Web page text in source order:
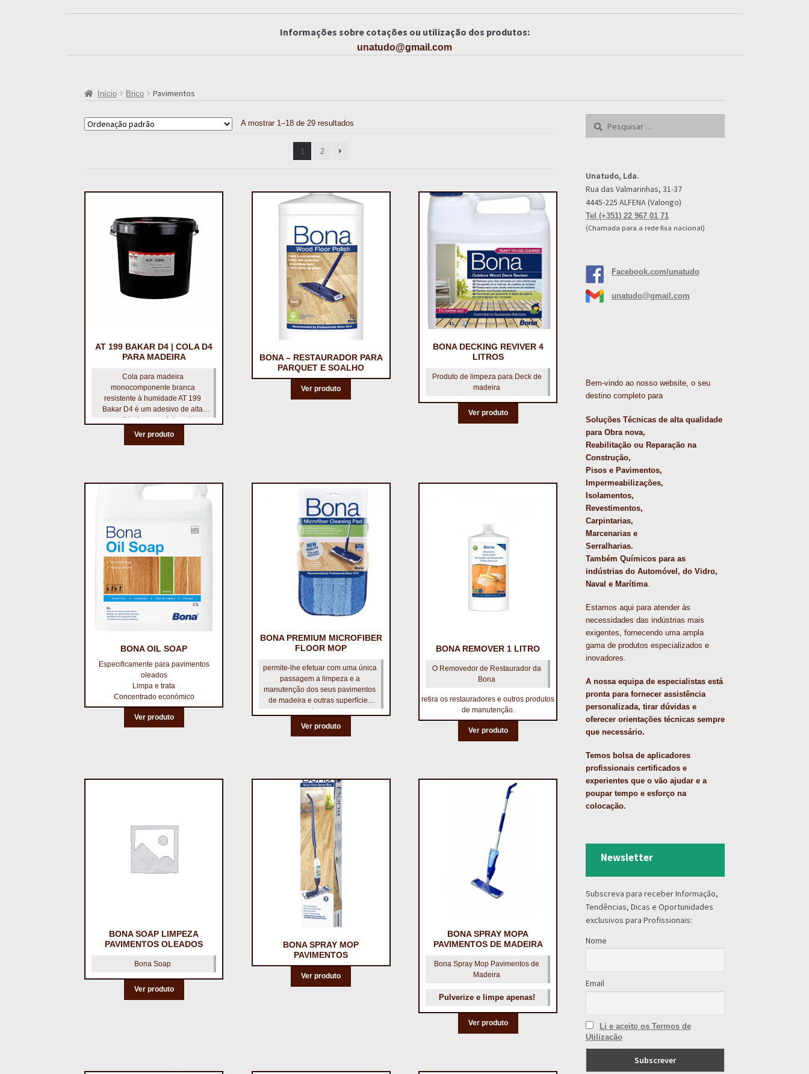
Informações sobre cotações ou utilização dos produtos:
unatudo@gmail.com
Início Brico Pavimentos
A mostrar 1–18 de 29 resultados
1 2
AT 199 BAKAR D4 | COLA D4
PARA MADEIRA
Cola para madeira
monocomponente branca
resistente à humidade AT 199
Bakar D4 é um adesivo de alta
qualidade, especialmente
formulado para aplicações de
Ver produto
BONA – RESTAURADOR PARA
PARQUET E SOALHO
Ver produto
BONA DECKING REVIVER 4
LITROS
Produto de limpeza para Deck de
madeira
Ver produto
BONA OIL SOAP
Especificamente para pavimentos
oleados
Limpa e trata
Concentrado económico
Ver produto
BONA PREMIUM MICROFIBER
FLOOR MOP
permite-lhe efetuar com uma única
passagem a limpeza e a
manutenção dos seus pavimentos
de madeira e outras superfícies
duras.
Ver produto
BONA REMOVER 1 LITRO
O Removedor de Restaurador da
Bona
retira os restauradores e outros produtos
de manutenção.
Ver produto
BONA SOAP LIMPEZA
PAVIMENTOS OLEADOS
Bona Soap
Ver produto
BONA SPRAY MOP
PAVIMENTOS
Ver produto
BONA SPRAY MOPA
PAVIMENTOS DE MADEIRA
Bona Spray Mop Pavimentos de
Madeira
Pulverize e limpe apenas!
Ver produto
Pesquisar
Unatudo, Lda.
Rua das Valmarinhas, 31-37
4445-225 ALFENA (Valongo)
Tel (+351) 22 967 01 71
(Chamada para a rede fixa nacional)
Facebook.com/unatudo
unatudo@gmail.com
Bem-vindo ao nosso website, o seu
destino completo para
Soluções Técnicas de alta qualidade
para Obra nova,
Reabilitação ou Reparação na
Construção,
Pisos e Pavimentos,
Impermeabilizações,
Isolamentos,
Revestimentos,
Carpintarias,
Marcenarias e
Serralharias.
Também Químicos para as
indústrias do Automóvel, do Vidro,
Naval e Marítima.
Estamos aqui para atender às
necessidades das indústrias mais
exigentes, fornecendo uma ampla
gama de produtos especializados e
inovadores.
A nossa equipa de especialistas está
pronta para fornecer assistência
personalizada, tirar dúvidas e
oferecer orientações técnicas sempre
que necessário.
Temos bolsa de aplicadores
profissionais certificados e
experientes que o vão ajudar e a
poupar tempo e esforço na
colocação.
Newsletter
Subscreva para receber Informação,
Tendências, Dicas e Oportunidades
exclusivos para Profissionais:
Nome
Email
Li e aceito os Termos de
Utilização